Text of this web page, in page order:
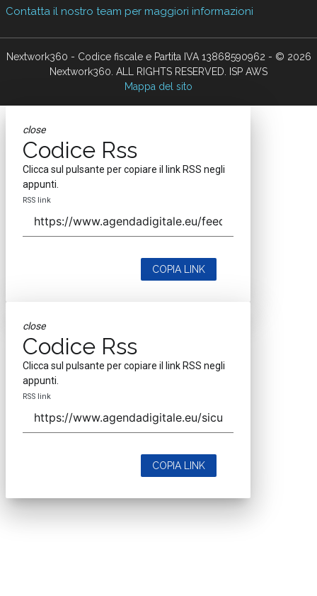
Contatta il nostro team per maggiori informazioni
Nextwork360 - Codice fiscale e Partita IVA 13868590962 - © 2026
Nextwork360. ALL RIGHTS RESERVED. ISP AWS
Mappa del sito
close
Codice Rss
Clicca sul pulsante per copiare il link RSS negli
appunti.
RSS link
COPIA LINK
close
Codice Rss
Clicca sul pulsante per copiare il link RSS negli
appunti.
RSS link
COPIA LINK